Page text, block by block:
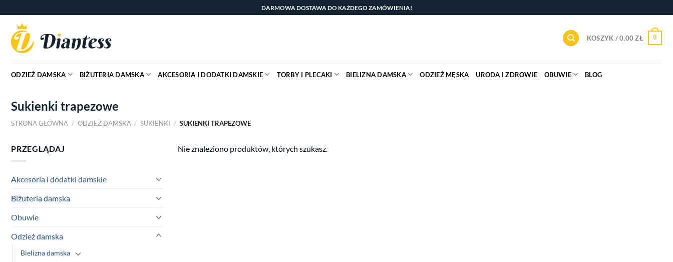
to
content
DARMOWA DOSTAWA DO KAŻDEGO ZAMÓWIENIA!
KOSZYK /0,00ZŁ 0
ODZIEŻ DAMSKA BIŻUTERIA DAMSKA AKCESORIA I DODATKI DAMSKIE TORBY I PLECAKI BIELIZNA DAMSKA ODZIEŻ MĘSKA URODA I ZDROWIE OBUWIE BLOG
Sukienki trapezowe
STRONA GŁÓWNA / ODZIEŻ DAMSKA / SUKIENKI / SUKIENKI TRAPEZOWE
PRZEGLĄDAJ
Akcesoria i dodatki damskie
Biżuteria damska
Obuwie
Odzież damska
Bielizna damska
Nie znaleziono produktów, których szukasz.